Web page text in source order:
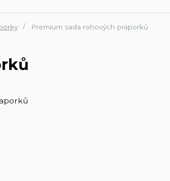
Premium sada rohových praporků